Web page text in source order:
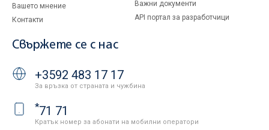
Вашето мнение
Контакти
Важни документи
API портал за разработчици
Свържете се с нас
+3592 483 17 17
За връзка от страната и чужбина
*71 71
Кратък номер за абонати на мобилни оператори